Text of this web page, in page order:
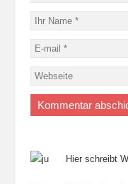
Hier schreibt